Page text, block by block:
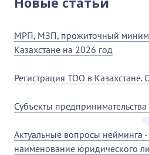
МРП, МЗП, прожиточный
Казахстане на 2026 год
Регистрация ТОО в Казахстане.
Субъекты предпринимательства
Актуальные вопросы нейминга
наименование юридического